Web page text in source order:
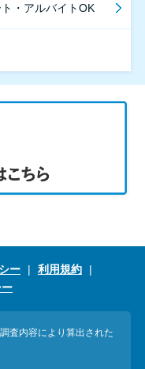
・アルバイトOK
ー
利用規約
査内容により算出された